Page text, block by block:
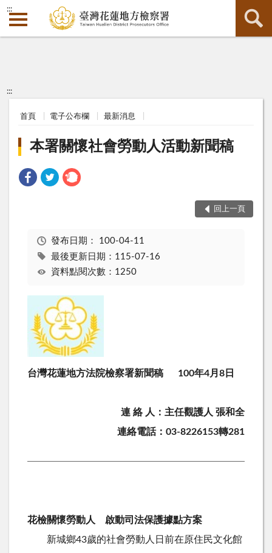
:::
:::
首頁 電子公布欄 最新消息
本署關懷社會勞動人活動新聞稿
回上一頁
發布日期： 100-04-11
最後更新日期：115-07-16
資料點閱次數：1250
台灣花蓮地方法院檢察署新聞稿 100年4月8日
連 絡 人：主任觀護人 張和全
連絡電話：03-8226153轉281
花檢關懷勞動人 啟動司法保護據點方案
新城鄉43歲的社會勞動人日前在原住民文化館